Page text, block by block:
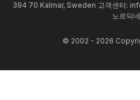
394 70 Kalmar, Sweden 고객센터:
노르딕
© 2002 - 2026